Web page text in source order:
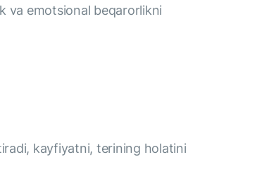
va emotsional beqarorlikni
kayfiyatni, terining holatini